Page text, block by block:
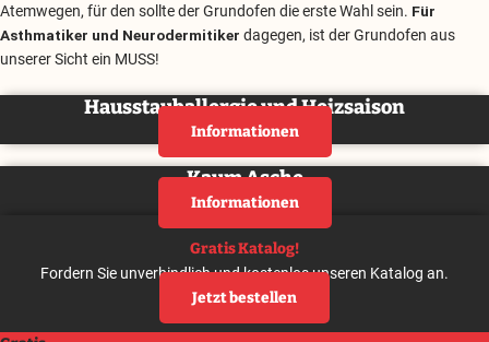
Atemwegen, für den sollte der Grundofen die erste Wahl sein. Für
Asthmatiker und Neurodermitiker dagegen, ist der Grundofen aus
unserer Sicht ein MUSS!
Hausstauballergie und Heizsaison
Informationen
Kaum Asche
Informationen
Gratis Katalog!
Fordern Sie unverbindlich und kostenlos unseren Katalog an.
Jetzt bestellen